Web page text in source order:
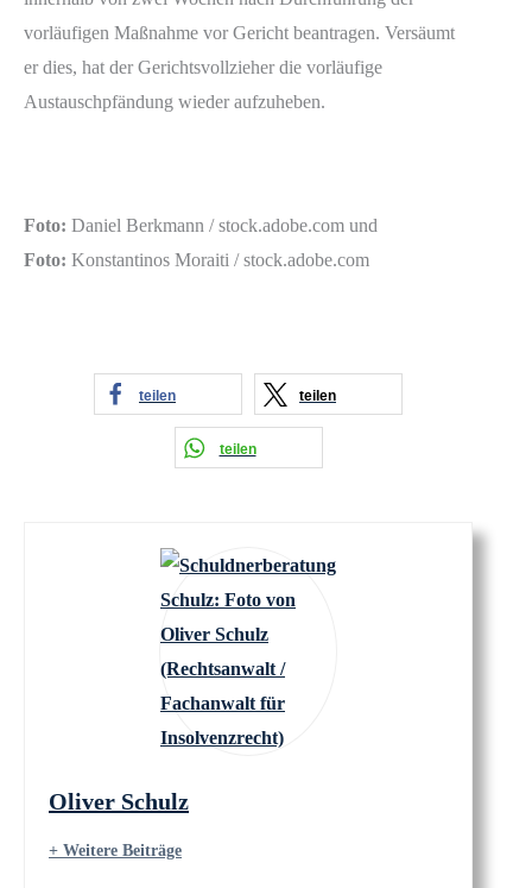
vorläufigen Maßnahme vor Gericht beantragen. Versäumt
er dies, hat der Gerichtsvollzieher die vorläufige
Austauschpfändung wieder aufzuheben.
Foto: Daniel Berkmann / stock.adobe.com und
Foto: Konstantinos Moraiti / stock.adobe.com
teilen teilen
teilen
Oliver Schulz
+ Weitere Beiträge